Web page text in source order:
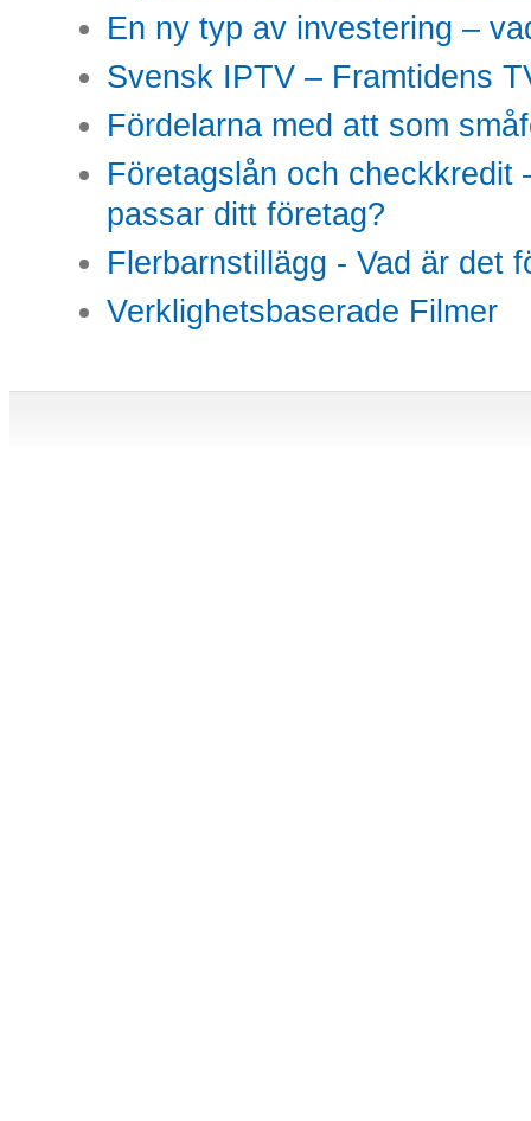
En ny typ av investering –
Svensk IPTV – Framtidens
Fördelarna med att som
Företagslån och checkkredit
passar ditt företag?
Flerbarnstillägg - Vad är det
Verklighetsbaserade Filmer